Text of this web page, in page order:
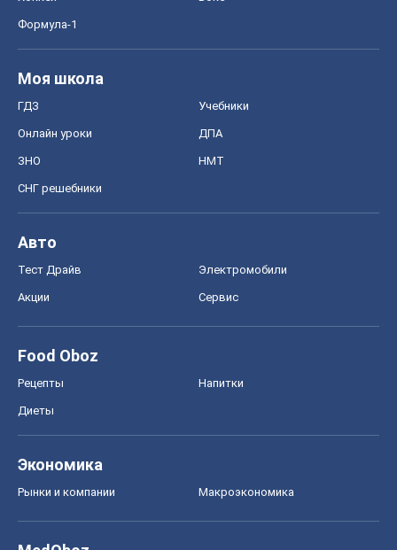
Формула-1
Моя школа
ГДЗ Учебники
Онлайн уроки ДПА
ЗНО НМТ
СНГ решебники
Авто
Тест Драйв Электромобили
Акции Сервис
Food Oboz
Рецепты Напитки
Диеты
Экономика
Рынки и компании Mакроэкономика